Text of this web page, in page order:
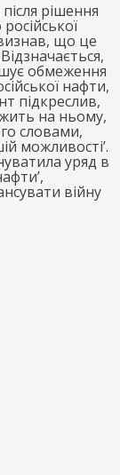
рішення
що це
обмеження
нафти,
підкреслив,
на ньому,
словами,
можливості’.
уряд в
війну